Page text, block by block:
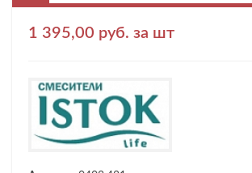
1 395,00 руб. за шт